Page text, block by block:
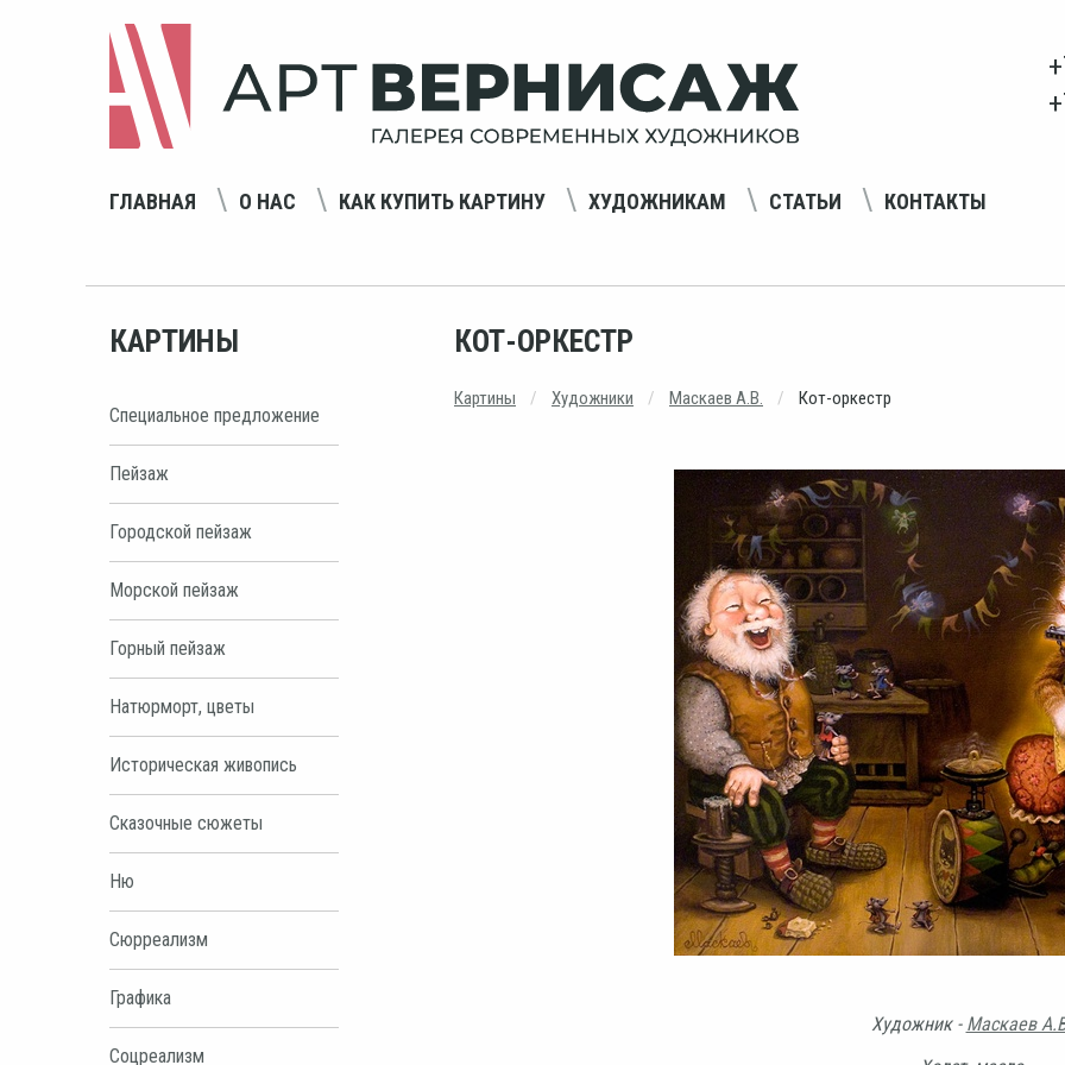
ГЛАВНАЯ О НАС КАК КУПИТЬ КАРТИНУ ХУДОЖНИКАМ СТАТЬИ КОНТАКТЫ
КАРТИНЫ
Специальное предложение
Пейзаж
Городской пейзаж
Морской пейзаж
Горный пейзаж
Натюрморт, цветы
Историческая живопись
Сказочные сюжеты
Ню
Сюрреализм
Графика
Соцреализм
КОТ-ОРКЕСТР
Картины Художники Маскаев А.В. Кот-оркестр
Художник - Маскаев